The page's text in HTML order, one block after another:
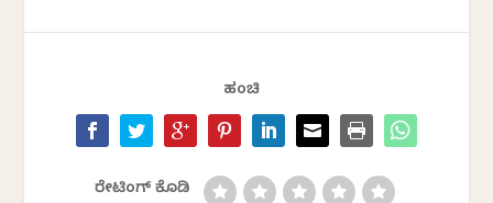
ಹಂಚಿ
ರೇಟಿಂಗ್ ಕೊಡಿ